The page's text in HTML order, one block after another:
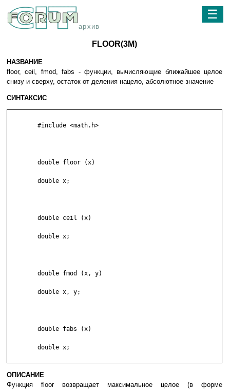
архив
☰
FLOOR(3M)
НАЗВАНИЕ
floor, ceil, fmod, fabs - функции, вычисляющие ближайшее целое
снизу и сверху, остаток от деления нацело, абсолютное значение
СИНТАКСИС
ОПИСАНИЕ
Функция floor возвращает максимальное целое (в форме